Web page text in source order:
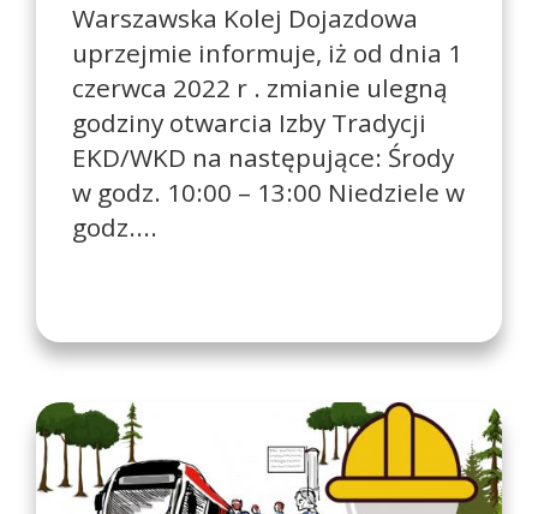
Warszawska Kolej Dojazdowa
uprzejmie informuje, iż od dnia 1
czerwca 2022 r . zmianie ulegną
godziny otwarcia Izby Tradycji
EKD/WKD na następujące: Środy
w godz. 10:00 – 13:00 Niedziele w
godz....